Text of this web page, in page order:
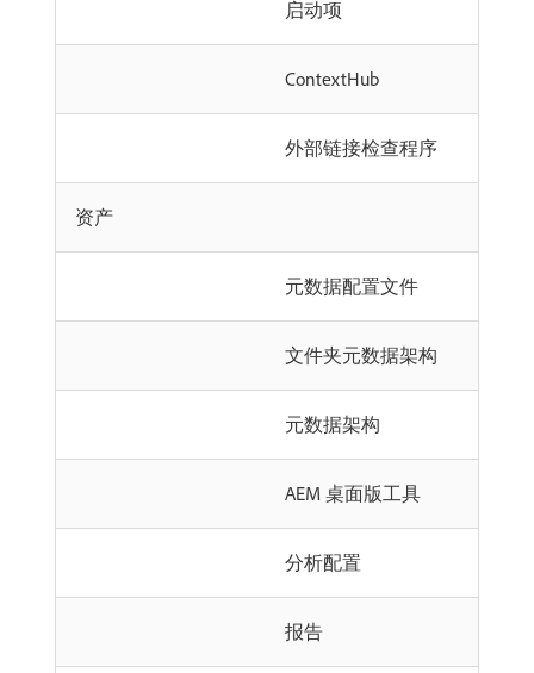
启动项
ContextHub
外部链接检查程序
资产
元数据配置文件
文件夹元数据架构
元数据架构
AEM 桌面版工具
分析配置
报告